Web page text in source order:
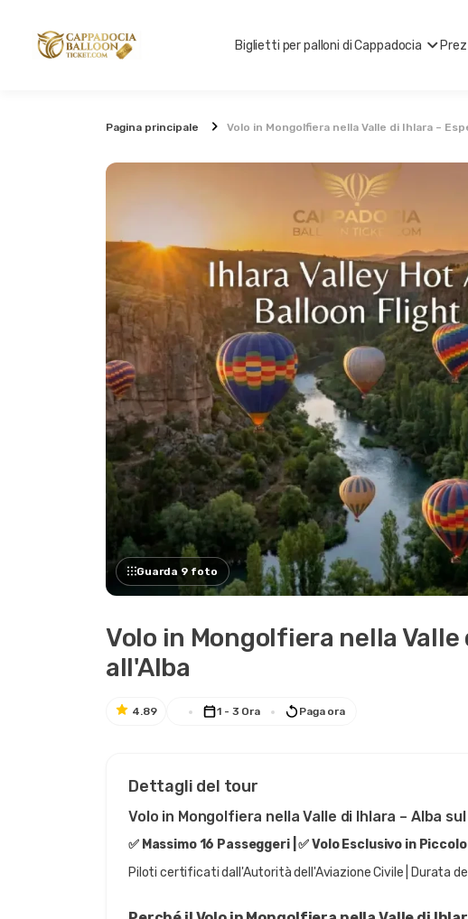
Biglietti per palloni di Cappadocia
Pagina principale Volo in Mongolfiera nella Valle di Ihlara –
Guarda 9 foto
Volo in Mongolfiera nella
all'Alba
4.89 1 - 3 Ora Paga ora
Dettagli del tour
Volo in Mongolfiera nella Valle di Ihlara – Alba
✅ Massimo 16 Passeggeri | ✅ Volo Esclusivo in
Piloti certificati dall'Autorità dell'Aviazione Civile | Durata